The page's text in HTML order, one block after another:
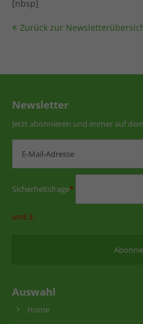
[nbsp]
Zurück zur
Newsletter
Jetzt abonnieren und immer auf
Sicherheitsfrage*
und 3.
Auswahl
Home